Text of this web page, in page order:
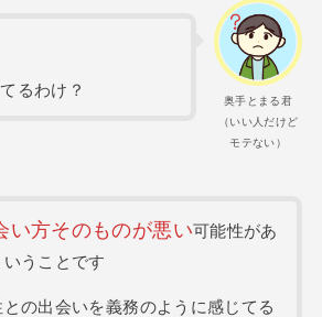
奥手とまる君
（いい人だけど
モテない）
るわけ？
い方そのものが悪い可能性があ
いうことです
との出会いを義務のように感じてる